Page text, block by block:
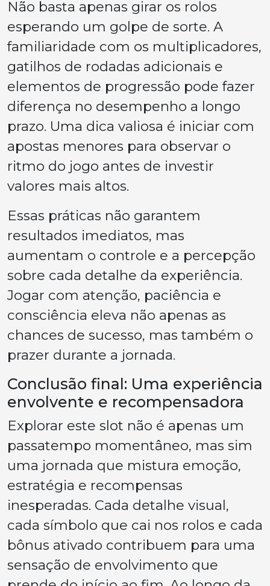
Não basta apenas girar os rolos
esperando um golpe de sorte. A
familiaridade com os multiplicadores,
gatilhos de rodadas adicionais e
elementos de progressão pode fazer
diferença no desempenho a longo
prazo. Uma dica valiosa é iniciar com
apostas menores para observar o
ritmo do jogo antes de investir
valores mais altos.
Essas práticas não garantem
resultados imediatos, mas
aumentam o controle e a percepção
sobre cada detalhe da experiência.
Jogar com atenção, paciência e
consciência eleva não apenas as
chances de sucesso, mas também o
prazer durante a jornada.
Conclusão final: Uma experiência
envolvente e recompensadora
Explorar este slot não é apenas um
passatempo momentâneo, mas sim
uma jornada que mistura emoção,
estratégia e recompensas
inesperadas. Cada detalhe visual,
cada símbolo que cai nos rolos e cada
bônus ativado contribuem para uma
sensação de envolvimento que